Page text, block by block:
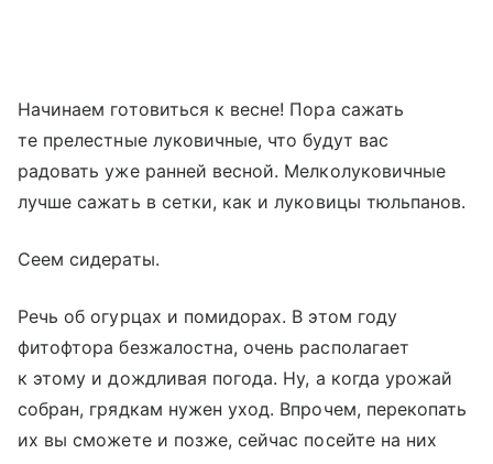
Начинаем готовиться к весне! Пора сажать
те прелестные луковичные, что будут вас
радовать уже ранней весной. Мелколуковичные
лучше сажать в сетки, как и луковицы тюльпанов.
Сеем сидераты.
Речь об огурцах и помидорах. В этом году
фитофтора безжалостна, очень располагает
к этому и дождливая погода. Ну, а когда урожай
собран, грядкам нужен уход. Впрочем, перекопать
их вы сможете и позже, сейчас посейте на них